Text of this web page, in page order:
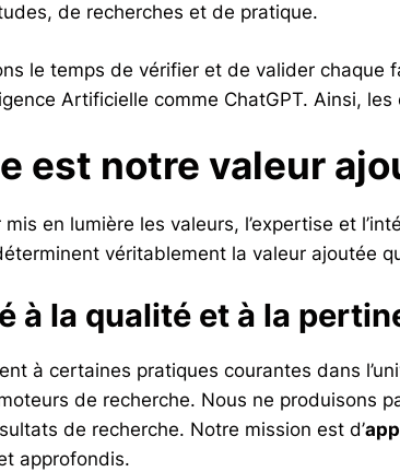
de recherches et de pratique.
le temps de vérifier et de valider chaque
Artificielle comme ChatGPT. Ainsi,
est notre valeur
mis en lumière les valeurs, l’expertise et
véritablement la valeur ajoutée
à la qualité et à la
à certaines pratiques courantes dans
de recherche. Nous ne produisons
de recherche. Notre mission est d’
approfondis.